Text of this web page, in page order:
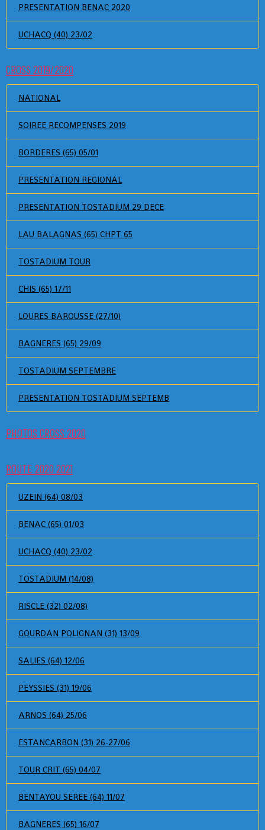
PRESENTATION BENAC 2020
UCHACQ (40) 23/02
CROSS 2019/2020
NATIONAL
SOIREE RECOMPENSES 2019
BORDERES (65) 05/01
PRESENTATION REGIONAL
PRESENTATION TOSTADIUM 29 DECE
LAU BALAGNAS (65) CHPT 65
TOSTADIUM TOUR
CHIS (65) 17/11
LOURES BAROUSSE (27/10)
BAGNERES (65) 29/09
TOSTADIUM SEPTEMBRE
PRESENTATION TOSTADIUM SEPTEMB
PHOTOS CROSS 2020
ROUTE 2020 2021
UZEIN (64) 08/03
BENAC (65) 01/03
UCHACQ (40) 23/02
TOSTADIUM (14/08)
RISCLE (32) 02/08)
GOURDAN POLIGNAN (31) 13/09
SALIES (64) 12/06
PEYSSIES (31) 19/06
ARNOS (64) 25/06
ESTANCARBON (31) 26-27/06
TOUR CRIT (65) 04/07
BENTAYOU SEREE (64) 11/07
BAGNERES (65) 16/07